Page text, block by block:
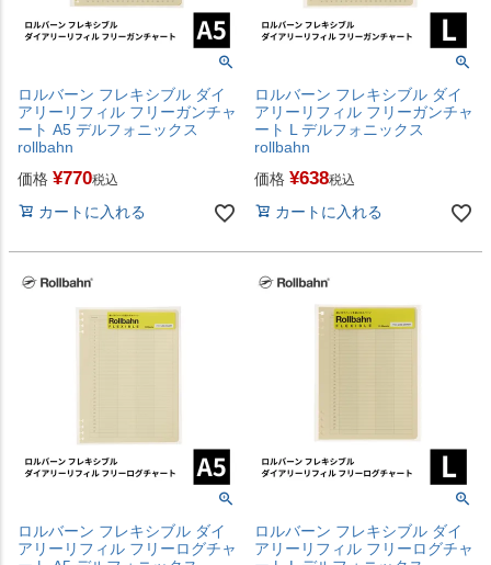
ロルバーン フレキシブル ダイ
アリーリフィル フリーガンチャ
ート A5 デルフォニックス
rollbahn
価格 ¥770税込
カートに入れる
ロルバーン フレキシブル ダイ
アリーリフィル フリーガンチャ
ート L デルフォニックス
rollbahn
価格 ¥638税込
カートに入れる
ロルバーン フレキシブル ダイ
アリーリフィル フリーログチャ
ロルバーン フレキシブル ダイ
アリーリフィル フリーログチャ